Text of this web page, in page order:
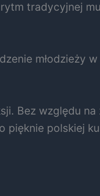
tradycyjnej
młodzieży
Bez względu na
polskiej